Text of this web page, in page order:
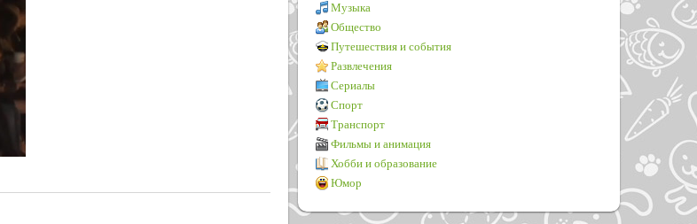
Музыка
Общество
Путешествия и события
Развлечения
Сериалы
Спорт
Транспорт
Фильмы и анимация
Хобби и образование
Юмор